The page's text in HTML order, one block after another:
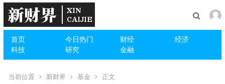
首页 今日热门 财经
经济
科技
研究 金融
当前位置 新财界 基金 正文